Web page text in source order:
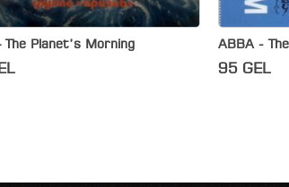
The Planet’s Morning ABBA ‎-
95 GEL